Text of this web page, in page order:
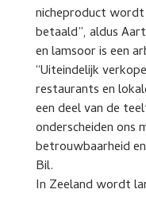
nicheproduct wordt
betaald”, aldus
en lamsoor is een
“Uiteindelijk
restaurants en
een deel van de
onderscheiden ons
betrouwbaarheid
Bil.
In Zeeland wordt